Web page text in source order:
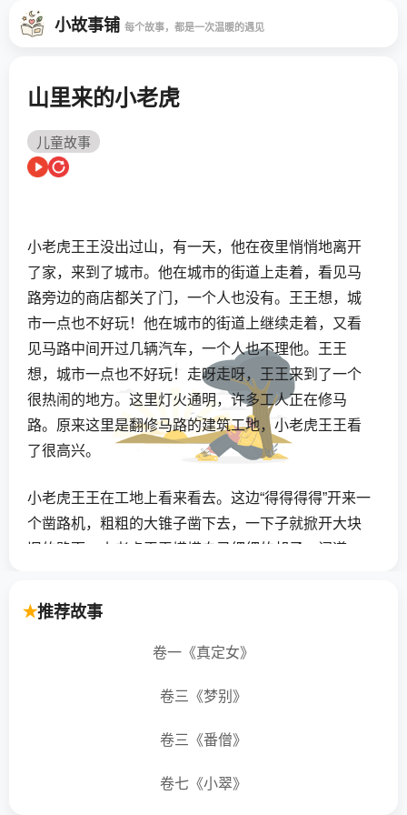
小故事铺 每个故事，都是一次温暖的遇见
山里来的小老虎
儿童故事
小老虎王王没出过山，有一天，他在夜里悄悄地离开
了家，来到了城市。他在城市的街道上走着，看见马
路旁边的商店都关了门，一个人也没有。王王想，城
市一点也不好玩！他在城市的街道上继续走着，又看
见马路中间开过几辆汽车，一个人也不理他。王王
想，城市一点也不好玩！走呀走呀，王王来到了一个
很热闹的地方。这里灯火通明，许多工人正在修马
路。原来这里是翻修马路的建筑工地，小老虎王王看
了很高兴。
小老虎王王在工地上看来看去。这边“得得得得”开来一
个凿路机，粗粗的大锥子凿下去，一下子就掀开大块
旧的路面。小老虎王王摸摸自己细细的胡子，问道：
等我下班吧！”
小老虎王王还在工地上看来看去，那边“呼呼呼呼”开过
堆的土。小老虎王王摸摸自己的小嘴巴，问道：“能把
推荐故事
卷一《真定女》
卷三《梦别》
卷三《番僧》
卷七《小翠》